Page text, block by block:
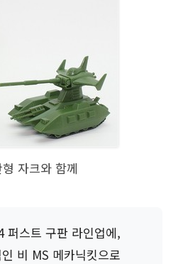
자크와 함께
퍼스트 구판 라인업에,
비 MS 메카닉킷으로